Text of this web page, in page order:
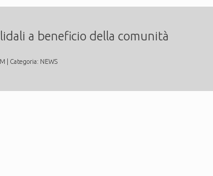
a beneficio della comunità
| Categoria: NEWS